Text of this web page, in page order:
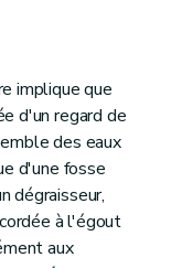
implique que
d'un regard de
des eaux
d'une fosse
dégraisseur,
à l'égout
aux